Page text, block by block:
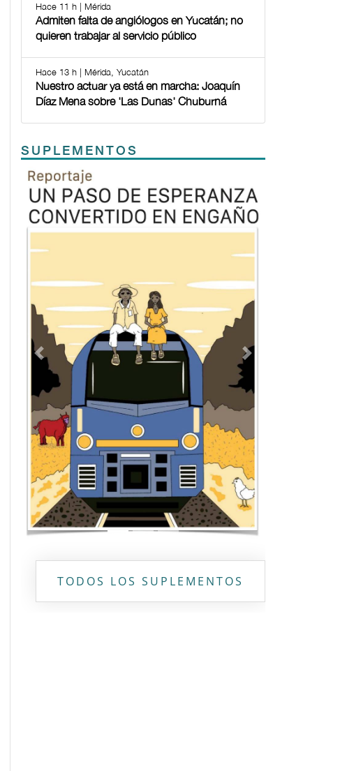
Hace 11 h | Mérida
Admiten falta de angiólogos en Yucatán; no
quieren trabajar al servicio público
Hace 13 h | Mérida, Yucatán
Nuestro actuar ya está en marcha: Joaquín
Díaz Mena sobre 'Las Dunas' Chuburná
SUPLEMENTOS
Previous Next
TODOS LOS SUPLEMENTOS